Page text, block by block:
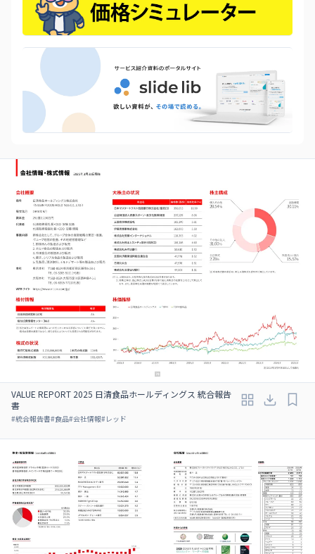
VALUE REPORT 2025 日清食品ホールディングス 統合報告
書
#統合報告書#食品#会社情報#レッド